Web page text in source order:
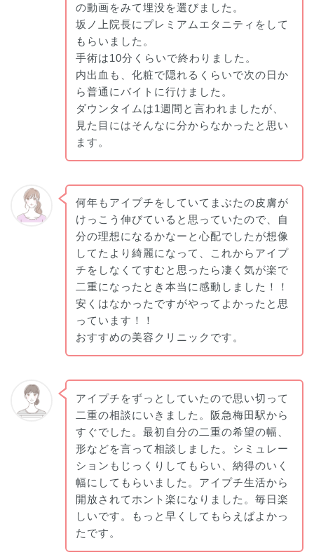
の動画をみて埋没を選びました。
坂ノ上院長にプレミアムエタニティをして
もらいました。
手術は10分くらいで終わりました。
内出血も、化粧で隠れるくらいで次の日か
ら普通にバイトに行けました。
ダウンタイムは1週間と言われましたが、
見た目にはそんなに分からなかったと思い
ます。
何年もアイプチをしていてまぶたの皮膚が
けっこう伸びていると思っていたので、自
分の理想になるかなーと心配でしたが想像
してたより綺麗になって、これからアイプ
チをしなくてすむと思ったら凄く気が楽で
二重になったとき本当に感動しました！！
安くはなかったですがやってよかったと思
っています！！
おすすめの美容クリニックです。
アイプチをずっとしていたので思い切って
二重の相談にいきました。阪急梅田駅から
すぐでした。最初自分の二重の希望の幅、
形などを言って相談しました。シミュレー
ションもじっくりしてもらい、納得のいく
幅にしてもらいました。アイプチ生活から
開放されてホント楽になりました。毎日楽
しいです。もっと早くしてもらえばよかっ
たです。